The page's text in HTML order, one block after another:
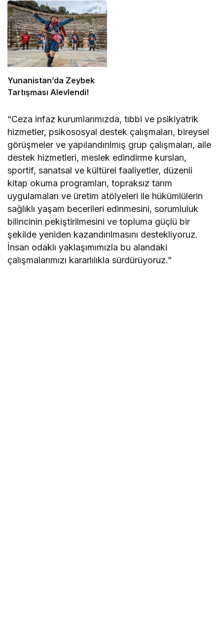
Yunanistan’da Zeybek
Tartışması Alevlendi!
“Ceza infaz kurumlarımızda, tıbbi ve psikiyatrik
hizmetler, psikososyal destek çalışmaları, bireysel
görüşmeler ve yapılandırılmış grup çalışmaları, aile
destek hizmetleri, meslek edindirme kursları,
sportif, sanatsal ve kültürel faaliyetler, düzenli
kitap okuma programları, topraksız tarım
uygulamaları ve üretim atölyeleri ile hükümlülerin
sağlıklı yaşam becerileri edinmesini, sorumluluk
bilincinin pekiştirilmesini ve topluma güçlü bir
şekilde yeniden kazandırılmasını destekliyoruz.
İnsan odaklı yaklaşımımızla bu alandaki
çalışmalarımızı kararlılıkla sürdürüyoruz.”